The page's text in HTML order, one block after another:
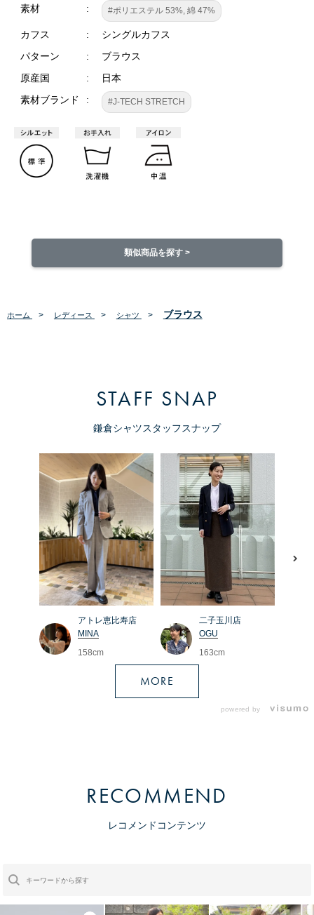
素材 #ポリエステル 53%, 綿 47%
カフス
シングルカフス
パターン
ブラウス
原産国
日本
素材ブランド
#J-TECH STRETCH
類似商品を探す >
ホーム > レディース > シャツ > ブラウス
STAFF SNAP
鎌倉シャツスタッフスナップ
アトレ恵比寿店
MINA
158cm
二子玉川店
OGU
163cm
MORE
powered by
RECOMMEND
レコメンドコンテンツ